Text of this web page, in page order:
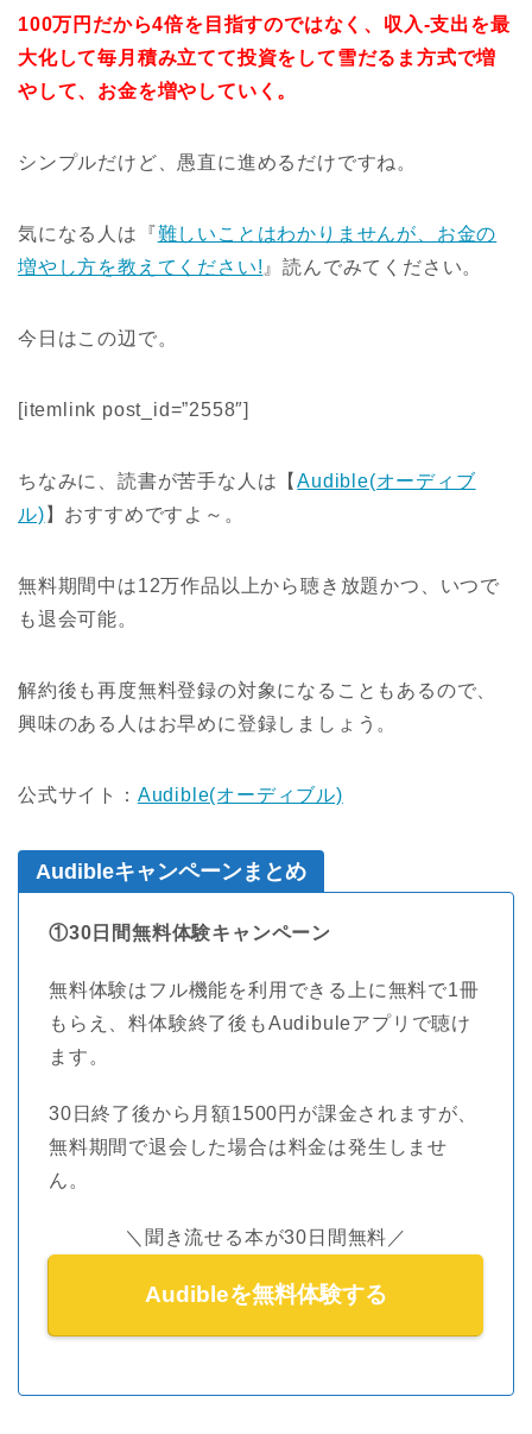
100万円だから4倍を目指すのではなく、収入-支出を最
大化して毎月積み立てて投資をして雪だるま方式で増
やして、お金を増やしていく。
シンプルだけど、愚直に進めるだけですね。
気になる人は『難しいことはわかりませんが、お金の
増やし方を教えてください! 』読んでみてください。
今日はこの辺で。
[itemlink post_id=”2558″]
ちなみに、 読書が苦手な人は【Audible(オーディブ
ル) 】おすすめですよ～。
無料期間中は12万作品以上から聴き放題かつ、いつで
も退会可能。
解約後も再度無料登録の対象になることもあるので、
興味のある人はお早めに登録しましょう。
公式サイト： Audible(オーディブル)
Audibleキャンペーンまとめ
①30日間無料体験キャンペーン
無料体験はフル機能を利用できる上に無料で1冊
もらえ、料体験終了後もAudibuleアプリで聴け
ます。
30日終了後から月額1500円が課金されますが、
無料期間で退会した場合は料金は発生しませ
ん。
＼聞き流せる本が30日間無料／
Audibleを無料体験する